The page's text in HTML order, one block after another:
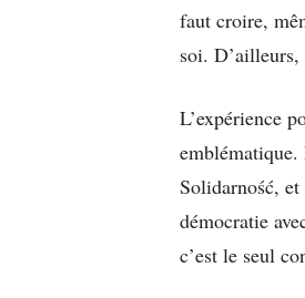
faut croire,
soi.
L’expérience
Solidarność,
démocratie
c’est le seul